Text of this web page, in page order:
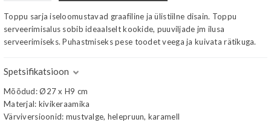
Toppu sarja iseloomustavad graafiline ja ülistiilne disain. Toppu
serveerimisalus sobib ideaalselt kookide, puuviljade jm ilusa
serveerimiseks. Puhastmiseks pese toodet veega ja kuivata rätikuga.
Spetsifikatsioon
Mõõdud: Ø27 x H9 cm
Materjal: kivikeraamika
Värviversioonid: mustvalge, helepruun, karamell